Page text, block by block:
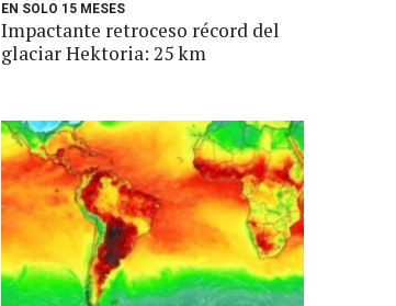
EN SOLO 15 MESES
Impactante retroceso récord del
glaciar Hektoria: 25 km